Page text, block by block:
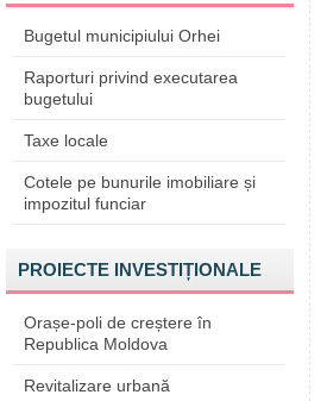
Bugetul municipiului Orhei
Raporturi privind executarea
bugetului
Taxe locale
Cotele pe bunurile imobiliare și
impozitul funciar
PROIECTE INVESTIȚIONALE
Orașe-poli de creștere în
Republica Moldova
Revitalizare urbană